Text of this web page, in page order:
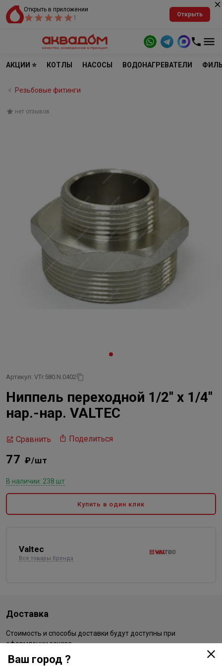
Открыть в приложении
1
Открыть
АКЦИИ ⭐ КОТЛЫ НАСОСЫ ВОДОНАГРЕВАТЕЛИ
Резьбовые фитинги
нет отзывов
Артикул: VTr.580.N.0402
Ниппель переходной 1/2" х 1/4"
нар.-нар. VALTEC
Сравнить Поделиться
77 ₽/шт
В наличии: 238 шт
Купить в один клик
Valtec
Все товары бренда
Доставка
Стоимость и способы доставки будут доступны при
оформлении заказа.
Ваш город ?